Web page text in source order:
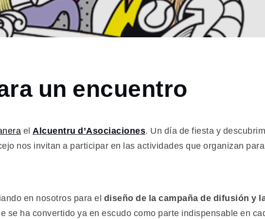
un encuentro
el Alcuentru d’Asociaciones. Un día de fiesta y
nos invitan a participar en las actividades que organizan
en nosotros para el diseño de la campaña de difusión y
se ha convertido ya en escudo como parte indispensable en